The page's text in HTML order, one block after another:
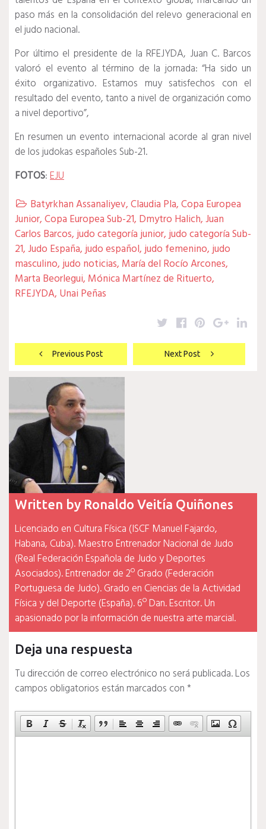
paso más en la consolidación del relevo generacional en
el judo nacional.
Por último el presidente de la RFEJYDA, Juan C. Barcos
valoró el evento al término de la jornada: “Ha sido un
éxito organizativo. Estamos muy satisfechos con el
resultado del evento, tanto a nivel de organización como
a nivel deportivo”,
En resumen un evento internacional acorde al gran nivel
de los judokas españoles Sub-21.
FOTOS:EJU
 Batyrkhan Assanaliyev,Claudia Pla,Copa Europea
Junior,Copa Europea Sub-21, Dmytro Halich,Juan
Carlos Barcos,judo categoría junior,judo categoría Sub-
21,Judo España,judo español,judo femenino,judo
masculino,judo noticias, María del Rocío Arcones,
Marta Beorlegui, Mónica Martínez de Rituerto,
RFEJYDA, Unai Peñas
Navegación
de
entradas
Previous Post Next Post
Twitter
Facebook
Pinterest
Written by Ronaldo Veitía Quiñones
Licenciado en Cultura Física (ISCF Manuel Fajardo,
Habana, Cuba). Maestro Entrenador Nacional de Judo
(Real Federación Española de Judo y Deportes
Asociados). Entrenador de 2º Grado (Federación
Portuguesa de Judo). Grado en Ciencias de la Actividad
Física y del Deporte (España). 6º Dan. Escritor. Un
apasionado por la información de nuestra arte marcial.
Deja una respuesta
Tu dirección de correo electrónico no será publicada.Los
campos obligatorios están marcados con*